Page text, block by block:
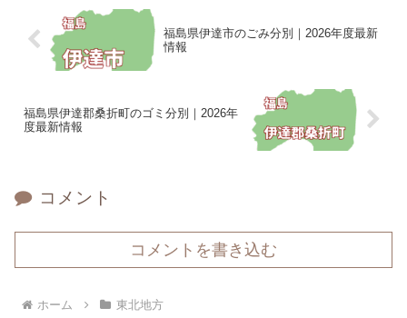
福島県伊達市のごみ分別｜2026年度最新
情報
福島県伊達郡桑折町のゴミ分別｜2026年
度最新情報
コメント
コメントを書き込む
ホーム 東北地方